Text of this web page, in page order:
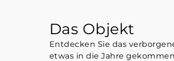
Das Objekt
Entdecken Sie das
etwas in die Jahre